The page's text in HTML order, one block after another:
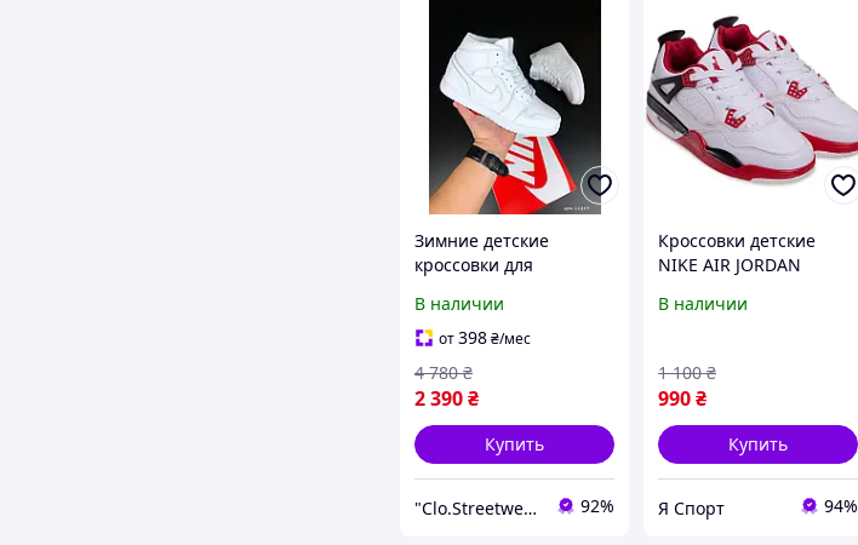
Зимние детские
кроссовки для
В наличии
от398₴/мес
2 390₴
4 780 ₴
Купить
"Clo.Streetwear" 92%
Кроссовки детские
NIKE AIR JORDAN
В наличии
990₴
1 100 ₴
Купить
Я Спорт 94%